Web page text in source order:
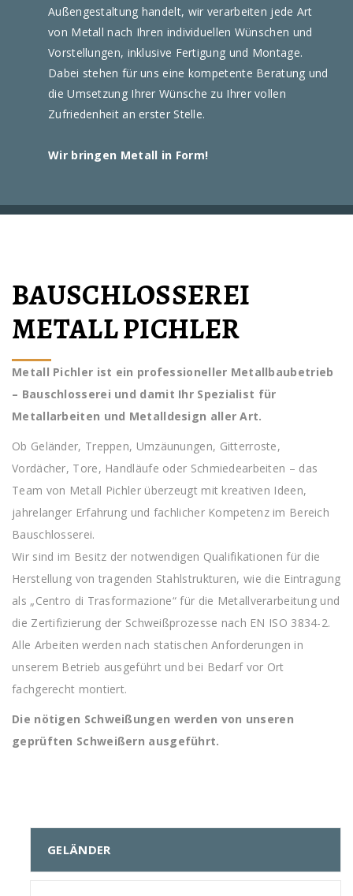
Außengestaltung handelt, wir verarbeiten jede Art
von Metall nach Ihren individuellen Wünschen und
Vorstellungen, inklusive Fertigung und Montage.
Dabei stehen für uns eine kompetente Beratung und
die Umsetzung Ihrer Wünsche zu Ihrer vollen
Zufriedenheit an erster Stelle.
Wir bringen Metall in Form!
BAUSCHLOSSEREI
METALL PICHLER
Metall Pichler ist ein professioneller Metallbaubetrieb
– Bauschlosserei und damit Ihr Spezialist für
Metallarbeiten und Metalldesign aller Art.
Ob Geländer, Treppen, Umzäunungen, Gitterroste,
Vordächer, Tore, Handläufe oder Schmiedearbeiten – das
Team von Metall Pichler überzeugt mit kreativen Ideen,
jahrelanger Erfahrung und fachlicher Kompetenz im Bereich
Bauschlosserei.
Wir sind im Besitz der notwendigen Qualifikationen für die
Herstellung von tragenden Stahlstrukturen, wie die Eintragung
als „Centro di Trasformazione“ für die Metallverarbeitung und
die Zertifizierung der Schweißprozesse nach EN ISO 3834-2.
Alle Arbeiten werden nach statischen Anforderungen in
unserem Betrieb ausgeführt und bei Bedarf vor Ort
fachgerecht montiert.
Die nötigen Schweißungen werden von unseren
geprüften Schweißern ausgeführt.
GELÄNDER